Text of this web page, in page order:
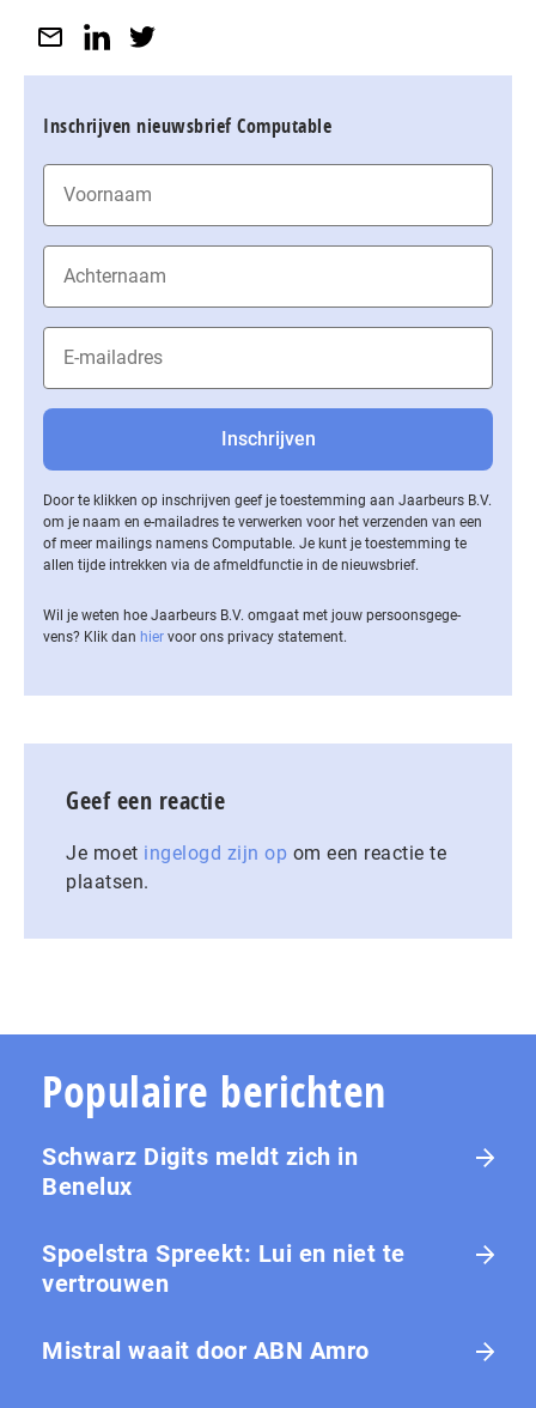
Inschrijven nieuwsbrief Computable
Door te klikken op inschrijven geef je toestemming aan Jaarbeurs B.V.
om je naam en e-mailadres te verwerken voor het verzenden van een
of meer mailings namens Computable. Je kunt je toestemming te
allen tijde intrekken via de af­meld­func­tie in de nieuwsbrief.
Wil je weten hoe Jaarbeurs B.V. omgaat met jouw per­soons­ge­ge­
vens? Klik dan hier voor ons privacy statement.
Geef een reactie
Je moet ingelogd zijn op om een reactie te
plaatsen.
Populaire berichten
Schwarz Digits meldt zich in
Benelux
Spoelstra Spreekt: Lui en niet te
vertrouwen
Mistral waait door ABN Amro